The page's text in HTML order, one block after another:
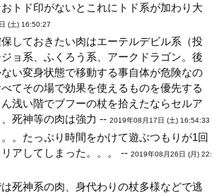
トド印がないとこれにトド系が加わり大
(土) 16:50:27
しておきたい肉はエーテルデビル系（投
ョ系、ふくろう系、アークドラゴン。後
い変身状態で移動する事自体が危険なの
てその場で効果を使えるものを優先する
浅い階でブフーの杖を拾えたならセルア
死神等の肉は強力 --2019年08月17日 (土) 16:54:33
。たっぷり時間をかけて遊ぶつもりが1回
アしてしまった。。。 --2019年08月26日 (月) 22:
死神系の肉、身代わりの杖多様などで逃